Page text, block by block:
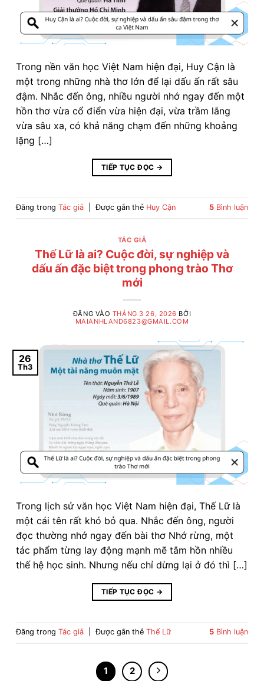
Trong nền văn học Việt Nam hiện đại, Huy Cận là
một trong những nhà thơ lớn để lại dấu ấn rất sâu
đậm. Nhắc đến ông, nhiều người nhớ ngay đến một
hồn thơ vừa cổ điển vừa hiện đại, vừa trầm lắng
vừa sâu xa, có khả năng chạm đến những khoảng
lặng […]
TIẾP TỤC ĐỌC →
Đăng trong Tác giả Được gắn thẻ Huy Cận 5 Bình luận
TÁC GIẢ
Thế Lữ là ai? Cuộc đời, sự nghiệp và
dấu ấn đặc biệt trong phong trào Thơ
mới
ĐĂNG VÀO THÁNG 3 26, 2026 BỞI
MAIANHLAND6823@GMAIL.COM
26
Th3
Trong lịch sử văn học Việt Nam hiện đại, Thế Lữ là
một cái tên rất khó bỏ qua. Nhắc đến ông, người
đọc thường nhớ ngay đến bài thơ Nhớ rừng, một
tác phẩm từng lay động mạnh mẽ tâm hồn nhiều
thế hệ học sinh. Nhưng nếu chỉ dừng lại ở đó thì […]
TIẾP TỤC ĐỌC →
Đăng trong Tác giả Được gắn thẻ Thế Lữ 5 Bình luận
1 2